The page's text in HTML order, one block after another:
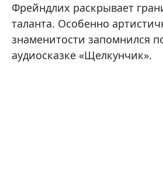
Фрейндлих раскрывает
таланта. Особенно
знаменитости запомнился
аудиосказке «Щелкунчик».